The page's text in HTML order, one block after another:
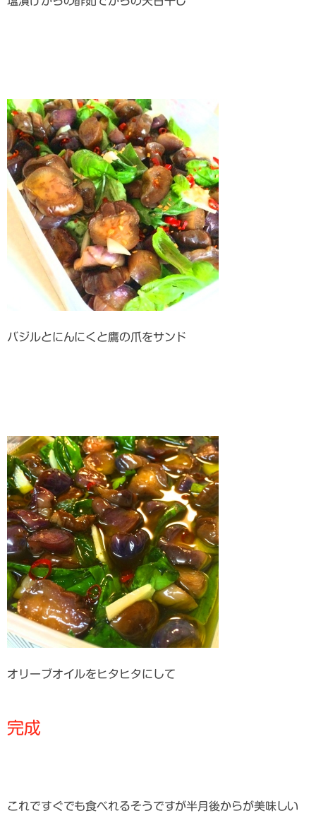
バジルとにんにくと鷹の爪をサンド
オリーブオイルをヒタヒタにして
完成
これですぐでも食べれるそうですが半月後からが美味しい